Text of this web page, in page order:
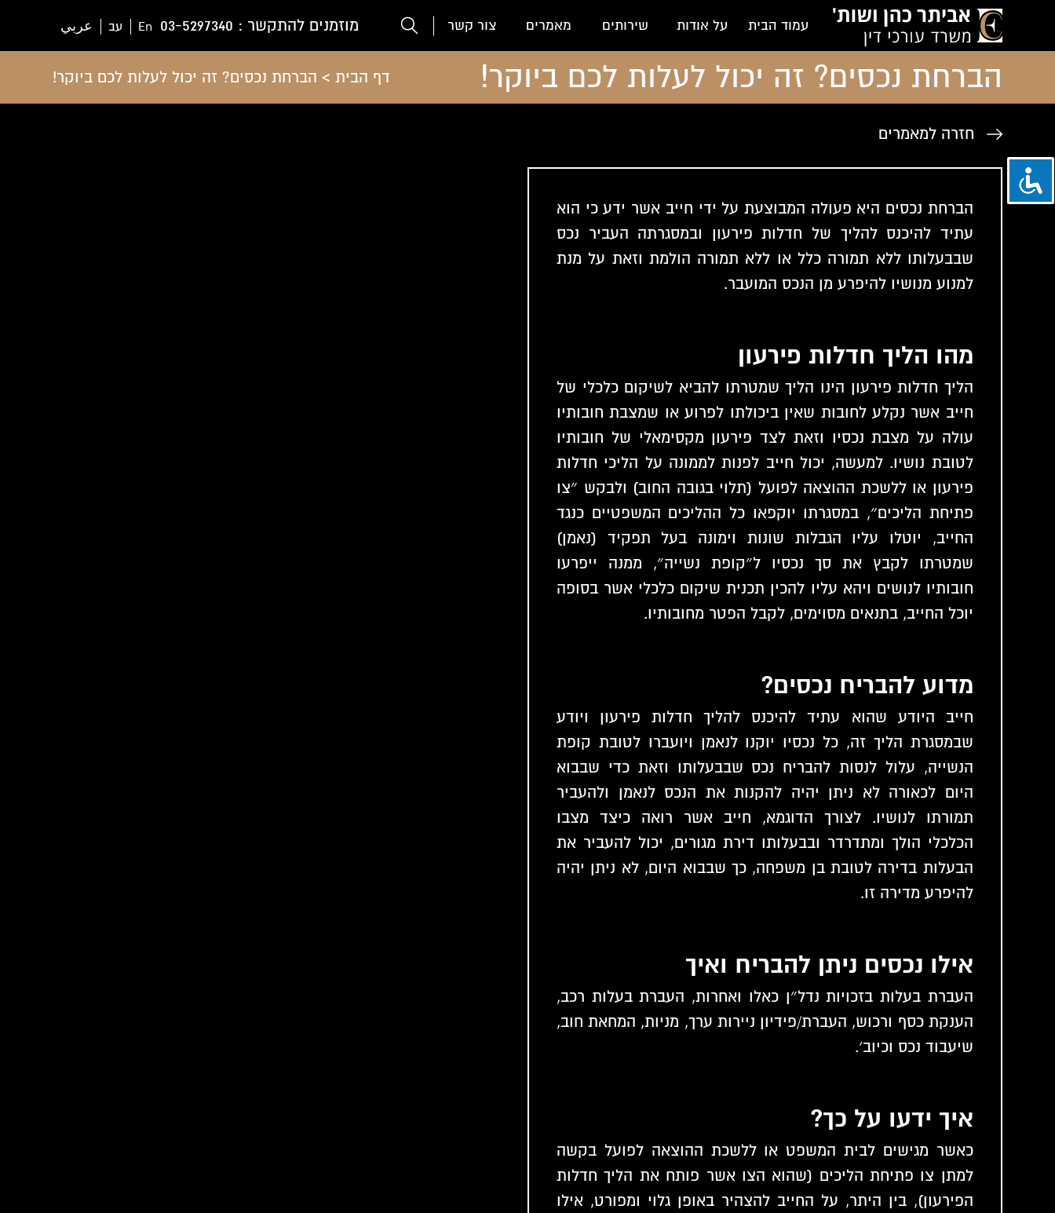
עמוד הבית על אודות שירותים מאמרים צור קשר מוזמנים להתקשר : 03-5297340
En עב عربي
הברחת נכסים? זה יכול לעלות לכם ביוקר! דף הבית> הברחת נכסים? זה יכול לעלות לכם ביוקר!
חזרה למאמרים
הברחת נכסים היא פעולה המבוצעת על ידי חייב אשר ידע כי הוא
עתיד להיכנס להליך של חדלות פירעון ובמסגרתה העביר נכס
שבבעלותו ללא תמורה כלל או ללא תמורה הולמת וזאת על מנת
למנוע מנושיו להיפרע מן הנכס המועבר.
מהו הליך חדלות פירעון
הליך חדלות פירעון הינו הליך שמטרתו להביא לשיקום כלכלי של
חייב אשר נקלע לחובות שאין ביכולתו לפרוע או שמצבת חובותיו
עולה על מצבת נכסיו וזאת לצד פירעון מקסימאלי של חובותיו
לטובת נושיו. למעשה, יכול חייב לפנות לממונה על הליכי חדלות
פירעון או ללשכת ההוצאה לפועל (תלוי בגובה החוב) ולבקש ״צו
פתיחת הליכים״, במסגרתו יוקפאו כל ההליכים המשפטיים כנגד
החייב, יוטלו עליו הגבלות שונות וימונה בעל תפקיד (נאמן)
שמטרתו לקבץ את סך נכסיו ל״קופת נשייה״, ממנה ייפרעו
חובותיו לנושים ויהא עליו להכין תכנית שיקום כלכלי אשר בסופה
יוכל החייב, בתנאים מסוימים, לקבל הפטר מחובותיו.
מדוע להבריח נכסים?
חייב היודע שהוא עתיד להיכנס להליך חדלות פירעון ויודע
שבמסגרת הליך זה, כל נכסיו יוקנו לנאמן ויועברו לטובת קופת
הנשייה, עלול לנסות להבריח נכס שבבעלותו וזאת כדי שבבוא
היום לכאורה לא ניתן יהיה להקנות את הנכס לנאמן ולהעביר
תמורתו לנושיו. לצורך הדוגמא, חייב אשר רואה כיצד מצבו
הכלכלי הולך ומתדרדר ובבעלותו דירת מגורים, יכול להעביר את
הבעלות בדירה לטובת בן משפחה, כך שבבוא היום, לא ניתן יהיה
להיפרע מדירה זו.
אילו נכסים ניתן להבריח ואיך
העברת בעלות בזכויות נדל״ן כאלו ואחרות, העברת בעלות רכב,
הענקת כסף ורכוש, העברת/פידיון ניירות ערך, מניות, המחאת חוב,
שיעבוד נכס וכיוב׳.
איך ידעו על כך?
כאשר מגישים לבית המשפט או ללשכת ההוצאה לפועל בקשה
למתן צו פתיחת הליכים (שהוא הצו אשר פותח את הליך חדלות
הפירעון), בין היתר, על החייב להצהיר באופן גלוי ומפורט, אילו